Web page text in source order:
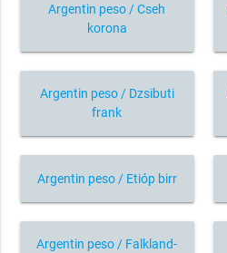
Argentin peso / Cseh
korona
Argentin peso / Dzsibuti
frank
Argentin peso / Etióp birr
Argentin peso / Falkland-